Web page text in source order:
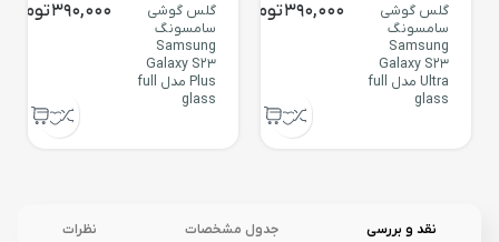
گلس گوشی
سامسونگ
Samsung
Galaxy S23
Ultra مدل full
glass
390,000تومان
گلس گوشی
سامسونگ
Samsung
Galaxy S23
Plus مدل full
glass
390,000تومان
نقد و بررسی جدول مشخصات نظرات